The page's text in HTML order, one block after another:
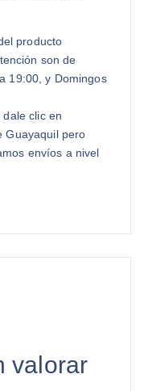
producto
son de
19:00, y Domingos
clic en
Guayaquil pero
envíos a nivel
valorar